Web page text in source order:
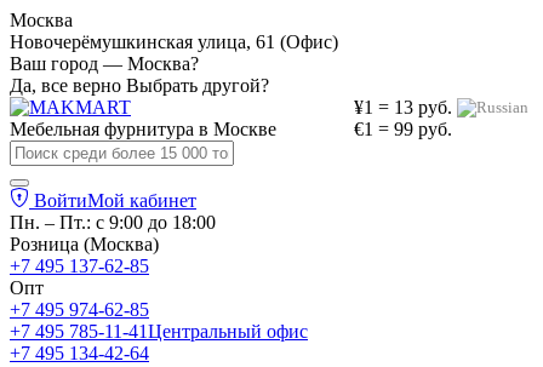
Москва
Новочерёмушкинская улица, 61 (Офис)
Ваш город — Москва?
Да, все верно Выбрать другой?
¥1 = 13 руб.
€1 = 99 руб.
Мебельная фурнитура в Москве
ВойтиМой кабинет
Пн. – Пт.: с 9:00 до 18:00
Розница (Москва)
+7 495 137-62-85
Опт
+7 495 974-62-85
+7 495 785-11-41Центральный офис
+7 495 134-42-64